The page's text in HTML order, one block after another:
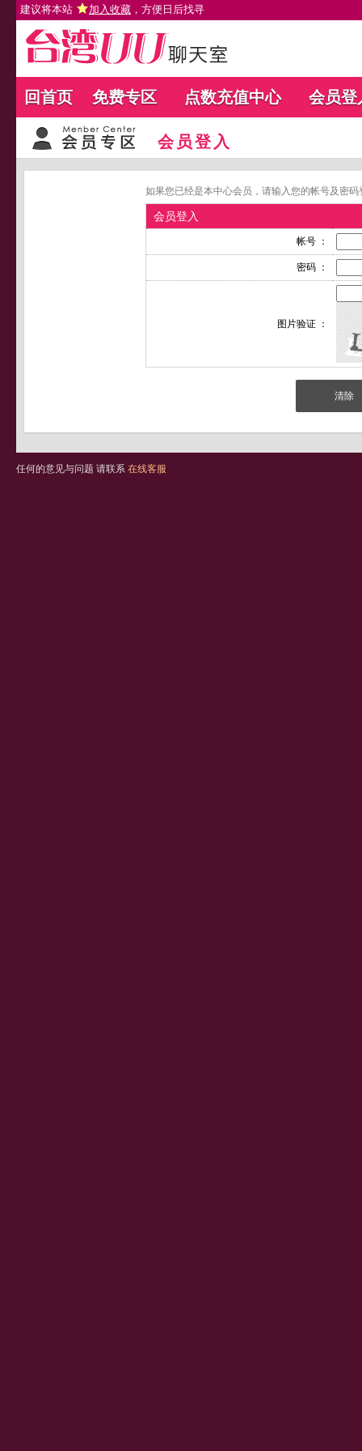
建议将本站 加入收藏 ，方便日后找寻
回首页 免费专区 点数充值中心 会员登
会员登入
如果您已经是本中心会员，请输入您的帐号及密
会员登入
帐号 ：
密码 ：
图片验证 ：
任何的意见与问题 请联系 在线客服